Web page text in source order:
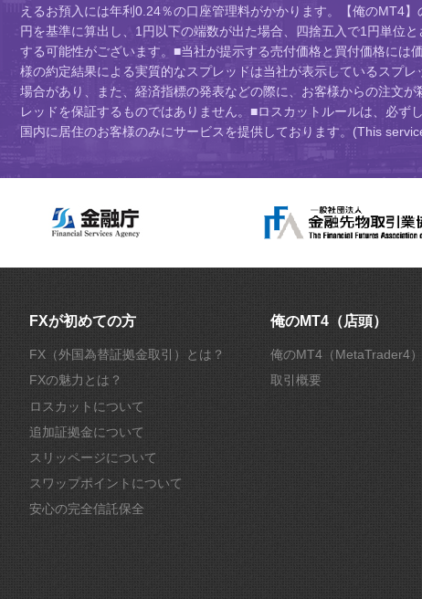
えるお預入には年利0.24％の口座管理料がかかります。【俺のMT4
円を基準に算出し、1円以下の端数が出た場合、四捨五入で1円単位
する可能性がございます。■当社が提示する売付価格と買付価格に
様の約定結果による実質的なスプレッドは当社が表示しているスプ
場合があり、また、経済指標の発表などの際に、お客様からの注文
レッドを保証するものではありません。■ロスカットルールは、必
国内に居住のお客様のみにサービスを提供しております。(This
FXが初めての方
FX（外国為替証拠金取引）とは？
FXの魅力とは？
ロスカットについて
追加証拠金について
スリッページについて
スワップポイントについて
安心の完全信託保全
俺のMT4（店頭）
俺のMT4（MetaTrader4
取引概要